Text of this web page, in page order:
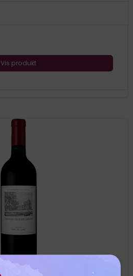
Vis produkt